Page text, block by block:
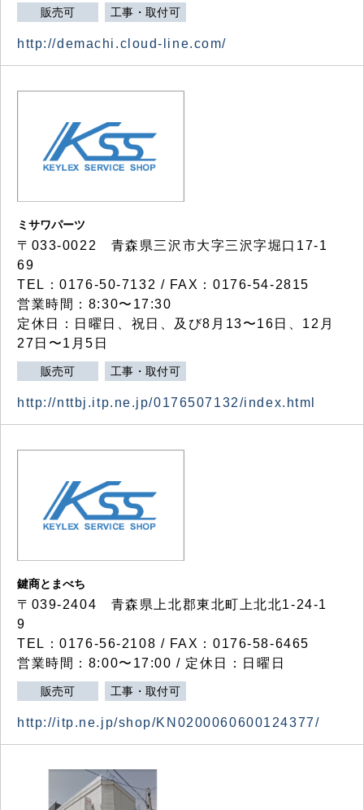
販売可 工事・取付可
http://demachi.cloud-line.com/
ミサワパーツ
〒033-0022 青森県三沢市大字三沢字堀口17-1
69
TEL：0176-50-7132 / FAX：0176-54-2815
営業時間：8:30〜17:30
定休日：日曜日、祝日、及び8月13〜16日、12月
27日〜1月5日
販売可 工事・取付可
http://nttbj.itp.ne.jp/0176507132/index.html
鍵商とまべち
〒039-2404 青森県上北郡東北町上北北1-24-1
9
TEL：0176-56-2108 / FAX：0176-58-6465
営業時間：8:00〜17:00 / 定休日：日曜日
販売可 工事・取付可
http://itp.ne.jp/shop/KN0200060600124377/